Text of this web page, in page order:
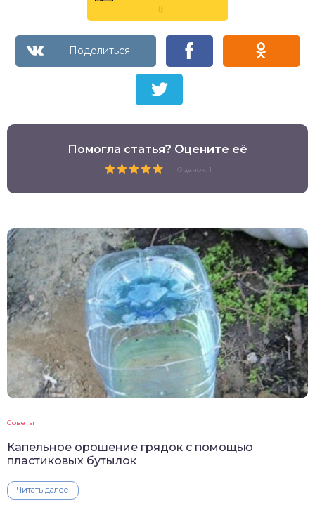
0
Помогла статья? Оцените её
Оценок: 1
Советы
Капельное орошение грядок с помощью
пластиковых бутылок
Читать далее